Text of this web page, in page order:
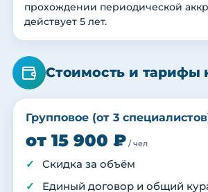
прохождении периодической
действует 5 лет.
Стоимость и тарифы
Групповое (от 3
от 15 900 ₽ / чел
Скидка за объём
Единый договор и общий